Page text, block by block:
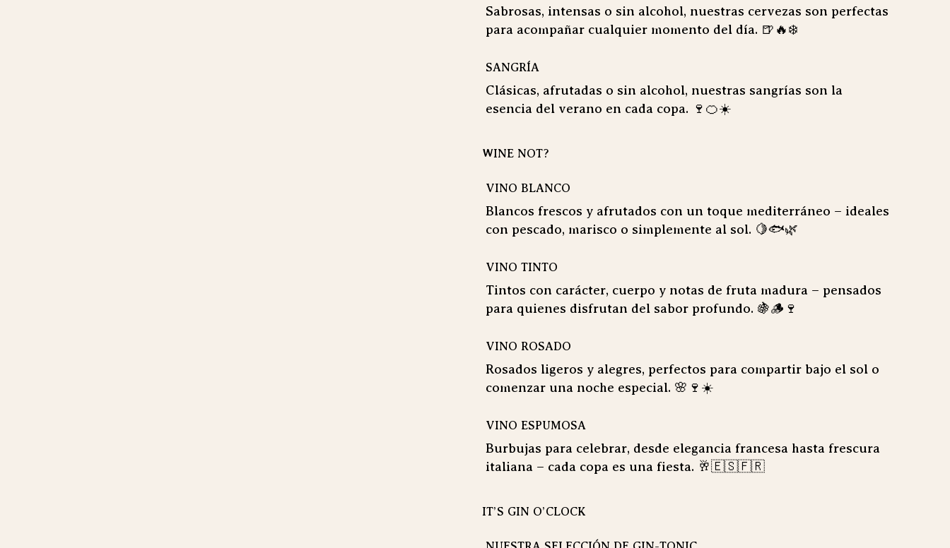
Sabrosas, intensas o sin alcohol, nuestras cervezas son perfectas
para acompañar cualquier momento del día. 🍺🔥❄️
Clásicas, afrutadas o sin alcohol, nuestras sangrías son la
esencia del verano en cada copa. 🍷🍊☀️
SANGRÍA
WINE NOT?
Blancos frescos y afrutados con un toque mediterráneo – ideales
con pescado, marisco o simplemente al sol. 🍋🐟🌿
VINO BLANCO
Tintos con carácter, cuerpo y notas de fruta madura – pensados
para quienes disfrutan del sabor profundo. 🍇🪵🍷
VINO TINTO
Rosados ligeros y alegres, perfectos para compartir bajo el sol o
comenzar una noche especial. 🌸🍷☀️
VINO ROSADO
Burbujas para celebrar, desde elegancia francesa hasta frescura
italiana – cada copa es una fiesta. 🥂🇪🇸🇫🇷
VINO ESPUMOSA
IT’S GIN O’CLOCK